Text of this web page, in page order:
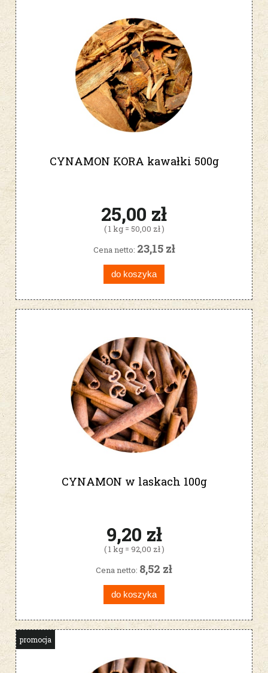
CYNAMON KORA kawałki 500g
25,00 zł
( 1 kg = 50,00 zł )
Cena netto: 23,15 zł
do koszyka
CYNAMON w laskach 100g
9,20 zł
( 1 kg = 92,00 zł )
Cena netto: 8,52 zł
do koszyka
promocja